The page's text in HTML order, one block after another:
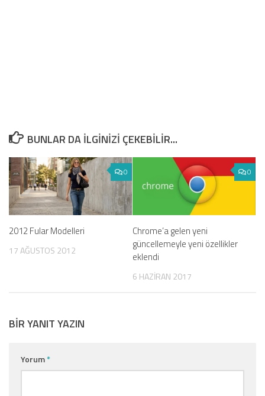
BUNLAR DA ILGINIZI ÇEKEBILIR...
0
2012 Fular Modelleri
17 AĞUSTOS 2012
0
Chrome’a gelen yeni
güncellemeyle yeni özellikler
eklendi
6 HAZIRAN 2017
BIR YANIT YAZIN
Yorum*